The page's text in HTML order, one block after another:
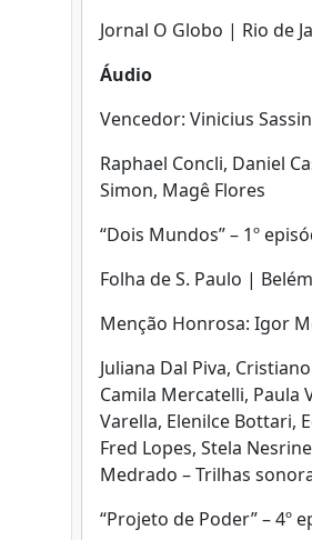
Jornal O Globo | Rio de
Áudio
Vencedor: Vinicius
Raphael Concli, Daniel
Simon, Magê Flores
“Dois Mundos” – 1º
Folha de S. Paulo |
Menção Honrosa: Igor
Juliana Dal Piva,
Camila Mercatelli, Paula
Varella, Elenilce Bottari,
Fred Lopes, Stela
Medrado – Trilhas
“Projeto de Poder” – 4º